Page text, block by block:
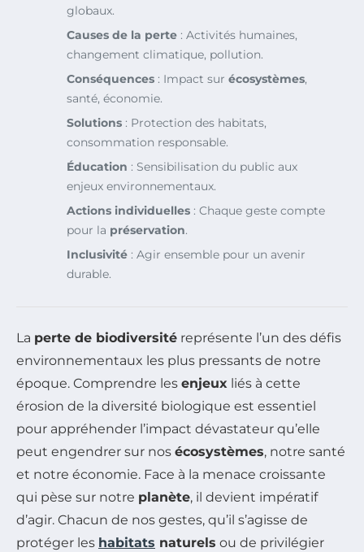
globaux.
Causes de la perte : Activités humaines,
changement climatique, pollution.
Conséquences : Impact sur écosystèmes,
santé, économie.
Solutions : Protection des habitats,
consommation responsable.
Éducation : Sensibilisation du public aux
enjeux environnementaux.
Actions individuelles : Chaque geste compte
pour la préservation.
Inclusivité : Agir ensemble pour un avenir
durable.
La perte de biodiversité représente l’un des défis
environnementaux les plus pressants de notre
époque. Comprendre les enjeux liés à cette
érosion de la diversité biologique est essentiel
pour appréhender l’impact dévastateur qu’elle
peut engendrer sur nos écosystèmes, notre santé
et notre économie. Face à la menace croissante
qui pèse sur notre planète, il devient impératif
d’agir. Chacun de nos gestes, qu’il s’agisse de
protéger les habitats naturels ou de privilégier